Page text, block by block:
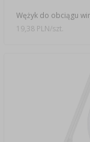
Wężyk do obciągu
19,38 PLN/szt.